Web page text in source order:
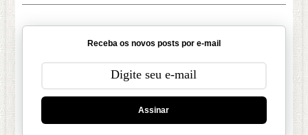
Receba os novos posts por e-mail
Assinar